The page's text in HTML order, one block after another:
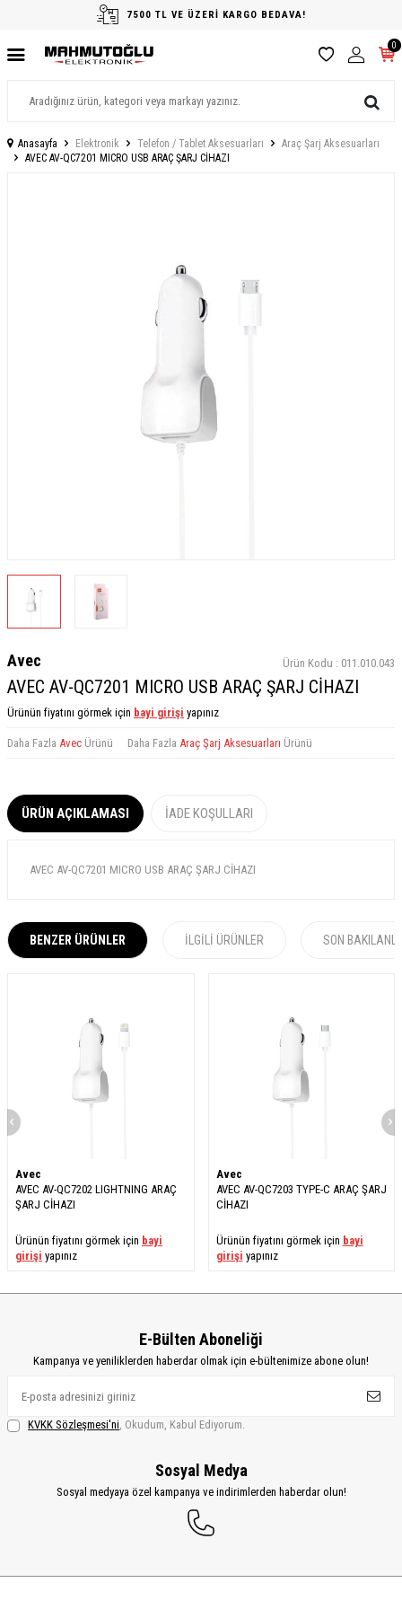
7500 TL VE ÜZERİ KARGO BEDAVA!
0
Anasayfa Elektronik Telefon / Tablet Aksesuarları
Araç Şarj Aksesuarları
AVEC AV-QC7201 MICRO USB ARAÇ ŞARJ CİHAZI
Avec Ürün Kodu : 011.010.043
AVEC AV-QC7201 MICRO USB ARAÇ ŞARJ CİHAZI
Ürünün fiyatını görmek için bayi girişi yapınız
Daha Fazla Avec Ürünü Daha Fazla Araç Şarj Aksesuarları Ürünü
ÜRÜN AÇIKLAMASI İADE KOŞULLARI
AVEC AV-QC7201 MICRO USB ARAÇ ŞARJ CİHAZI
BENZER ÜRÜNLER İLGILI ÜRÜNLER SON
Avec
AVEC AV-QC7202 LIGHTNING ARAÇ
ŞARJ CİHAZI
Ürünün fiyatını görmek için bayi
girişi yapınız
Avec
AVEC AV-QC7203 TYPE-C ARAÇ ŞARJ
CİHAZI
Ürünün fiyatını görmek için bayi
girişi yapınız
E-Bülten Aboneliği
Kampanya ve yeniliklerden haberdar olmak için e-bültenimize abone olun!
KVKK Sözleşmesi'ni, Okudum, Kabul Ediyorum.
Sosyal Medya
Sosyal medyaya özel kampanya ve indirimlerden haberdar olun!